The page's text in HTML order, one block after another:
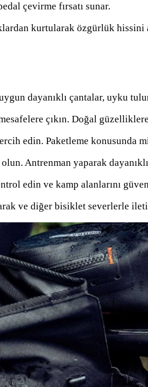
çevirme fırsatı sunar.
kurtularak özgürlük hissini
dayanıklı çantalar, uyku
çıkın. Doğal
edin. Paketleme konusunda
Antrenman yaparak
edin ve kamp alanlarını
ve diğer bisiklet severlerle